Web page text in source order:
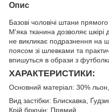
Опис
Базові чоловічі штани
М'яка тканина дозволяє
не викликає подразнення на
поясом зі шлевками та
впишуться в образи з
ХАРАКТЕРИСТИКИ:
Основний матеріал: 30% льон,
Вид застібки: Блискавка,
Крій брючін: Прямий